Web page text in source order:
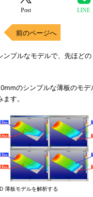
Post LINE
前のページへ
プルなモデルで、先ほどの
のシンプルな薄板のモデ
す。
薄板モデルを解析する